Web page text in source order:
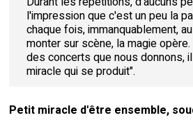
l'impression que c'est un peu la
chaque fois, immanquablement,
monter sur scène, la magie opère.
des concerts que nous donnons,
miracle qui se produit".
Petit miracle d'être ensemble,